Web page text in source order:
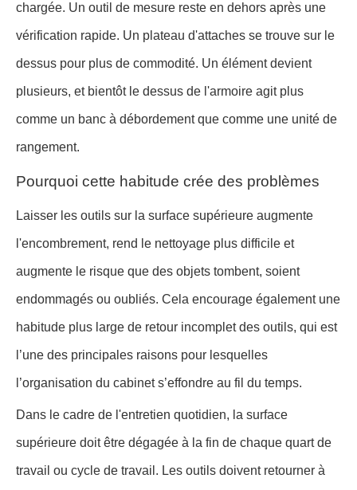
chargée. Un outil de mesure reste en dehors après une
vérification rapide. Un plateau d'attaches se trouve sur le
dessus pour plus de commodité. Un élément devient
plusieurs, et bientôt le dessus de l'armoire agit plus
comme un banc à débordement que comme une unité de
rangement.
Pourquoi cette habitude crée des problèmes
Laisser les outils sur la surface supérieure augmente
l'encombrement, rend le nettoyage plus difficile et
augmente le risque que des objets tombent, soient
endommagés ou oubliés. Cela encourage également une
habitude plus large de retour incomplet des outils, qui est
l’une des principales raisons pour lesquelles
l’organisation du cabinet s’effondre au fil du temps.
Dans le cadre de l'entretien quotidien, la surface
supérieure doit être dégagée à la fin de chaque quart de
travail ou cycle de travail. Les outils doivent retourner à